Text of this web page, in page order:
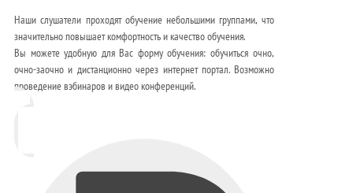
Наши слушатели проходят обучение небольшими группами, что
значительно повышает комфортность и качество обучения.
Вы можете удобную для Вас форму обучения: обучиться очно,
очно-заочно и дистанционно через интернет портал. Возможно
проведение вэбинаров и видео конференций.